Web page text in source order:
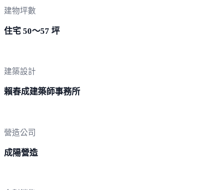
建物坪數
住宅 50～57 坪
建築設計
賴春成建築師事務所
營造公司
成陽營造